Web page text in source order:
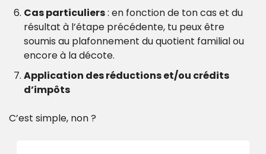
Cas particuliers : en fonction de ton cas et du
résultat à l’étape précédente, tu peux être
soumis au plafonnement du quotient familial ou
encore à la décote.
Application des réductions et/ou crédits
d’impôts
C’est simple, non ?